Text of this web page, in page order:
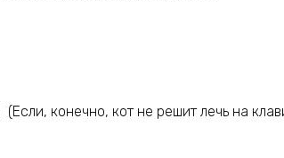
конечно, кот не решит лечь на